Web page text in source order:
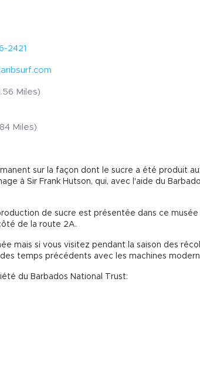
2421
Miles)
Miles)
sur la façon dont le sucre a été produit
à Sir Frank Hutson, qui, avec l'aide du
de sucre est présentée dans ce
de la route 2A.
mais si vous visitez pendant la saison des
temps précédents avec les machines
du Barbados National Trust: